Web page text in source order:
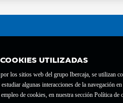
UTILIZADAS
los sitios web del grupo Ibercaja, se utilizan
algunas interacciones de la navegación
de cookies, en nuestra sección Política de
Cultura y Deporte con el nº 1689.